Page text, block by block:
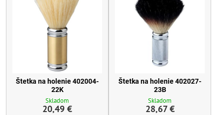
Štetka na holenie 402004-
22K
Skladom
20,49 €
Štetka na holenie 402027-
23B
Skladom
28,67 €